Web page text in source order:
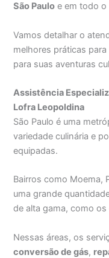
São Paulo e em todo o
Vamos detalhar o
melhores práticas
para suas aventuras
Assistência
Lofra Leopoldina
São Paulo é uma
variedade culinária e
equipadas.
Bairros como Moema,
uma grande
de alta gama, como
Nessas áreas, os
conversão de gás,